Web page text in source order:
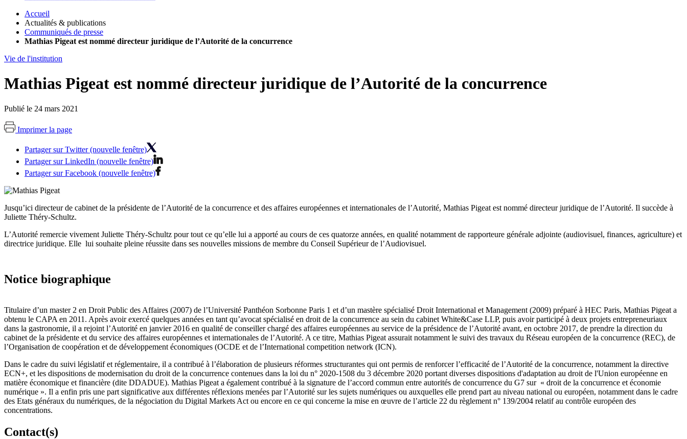
Accueil
Actualités & publications
Communiqués de presse
Mathias Pigeat est nommé directeur juridique de l’Autorité de la concurrence
Vie de l'institution
Mathias Pigeat est nommé directeur juridique de l’Autorité de la concurrence
Publié le 24 mars 2021
Imprimer la page
Partager sur Twitter (nouvelle fenêtre)
Partager sur LinkedIn (nouvelle fenêtre)
Partager sur Facebook (nouvelle fenêtre)
Jusqu’ici directeur de cabinet de la présidente de l’Autorité de la concurrence et des affaires européennes et internationales de l’Autorité, Mathias Pigeat est nommé directeur juridique de l’Autorité. Il succède à
Juliette Théry-Schultz.
L’Autorité remercie vivement Juliette Théry-Schultz pour tout ce qu’elle lui a apporté au cours de ces quatorze années, en qualité notamment de rapporteure générale adjointe (audiovisuel, finances, agriculture) et
directrice juridique. Elle lui souhaite pleine réussite dans ses nouvelles missions de membre du Conseil Supérieur de l’Audiovisuel.
Notice biographique
Titulaire d’un master 2 en Droit Public des Affaires (2007) de l’Université Panthéon Sorbonne Paris 1 et d’un mastère spécialisé Droit International et Management (2009) préparé à HEC Paris, Mathias Pigeat a
obtenu le CAPA en 2011. Après avoir exercé quelques années en tant qu’avocat spécialisé en droit de la concurrence au sein du cabinet White&Case LLP, puis avoir participé à deux projets entrepreneuriaux
dans la gastronomie, il a rejoint l’Autorité en janvier 2016 en qualité de conseiller chargé des affaires européennes au service de la présidence de l’Autorité avant, en octobre 2017, de prendre la direction du
cabinet de la présidente et du service des affaires européennes et internationales de l’Autorité. A ce titre, Mathias Pigeat assurait notamment le suivi des travaux du Réseau européen de la concurrence (REC), de
l’Organisation de coopération et de développement économiques (OCDE et de l’International competition network (ICN).
Dans le cadre du suivi législatif et réglementaire, il a contribué à l’élaboration de plusieurs réformes structurantes qui ont permis de renforcer l’efficacité de l’Autorité de la concurrence, notamment la directive
ECN+, et les dispositions de modernisation du droit de la concurrence contenues dans la loi du n° 2020-1508 du 3 décembre 2020 portant diverses dispositions d'adaptation au droit de l'Union européenne en
matière économique et financière (dite DDADUE). Mathias Pigeat a également contribué à la signature de l’accord commun entre autorités de concurrence du G7 sur « droit de la concurrence et économie
numérique ». Il a enfin pris une part significative aux différentes réflexions menées par l’Autorité sur les sujets numériques ou auxquelles elle prend part au niveau national ou européen, notamment dans le cadre
des Etats généraux du numériques, de la négociation du Digital Markets Act ou encore en ce qui concerne la mise en œuvre de l’article 22 du règlement n° 139/2004 relatif au contrôle européen des
concentrations.
Contact(s)